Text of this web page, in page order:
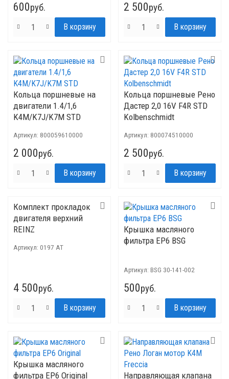
600руб. 2 500руб.
Кольца поршневые на
двигатели 1.4/1,6
K4M/K7J/K7M STD
Артикул: 800059610000
2 000руб.
Кольца поршневые Рено
Дастер 2,0 16V F4R STD
Kolbenschmidt
Артикул: 800074510000
2 500руб.
Комплект прокладок
двигателя верхний
REINZ
Артикул: 0197 AT
4 500руб.
Крышка масляного
фильтра EP6 BSG
Артикул: BSG 30-141-002
500руб.
Крышка масляного
фильтра EP6 Original
Направляющая клапана